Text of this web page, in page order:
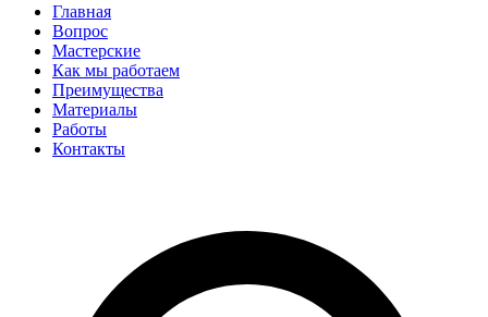
Главная
Вопрос
Мастерские
Как мы работаем
Преимущества
Материалы
Работы
Контакты